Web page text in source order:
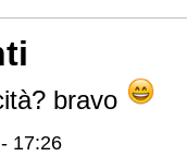
bravo
17:26